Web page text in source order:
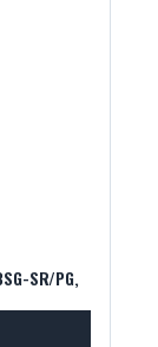
SR/PG,